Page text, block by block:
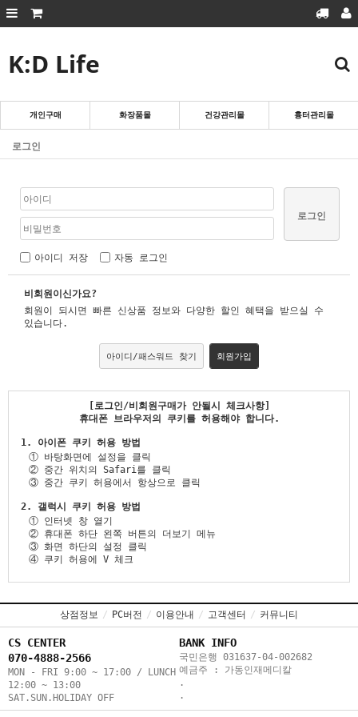
회원가입
흉터관리몰
화장품몰
개인구매
K:D Life
개인구매 화장품몰 건강관리몰 흉터관리몰
로그인
로그인
아이디 저장 자동 로그인
비회원이신가요?
회원이 되시면 빠른 신상품 정보와 다양한 할인 혜택을 받으실 수
있습니다.
아이디/패스워드 찾기 회원가입
[로그인/비회원구매가 안될시 체크사항]
휴대폰 브라우저의 쿠키를 허용해야 합니다.
1. 아이폰 쿠키 허용 방법
① 바탕화면에 설정을 클릭
② 중간 위치의 Safari를 클릭
③ 중간 쿠키 허용에서 항상으로 클릭
2. 갤럭시 쿠키 허용 방법
① 인터넷 창 열기
② 휴대폰 하단 왼쪽 버튼의 더보기 메뉴
③ 화면 하단의 설정 클릭
④ 쿠키 허용에 V 체크
상점정보 / PC버전 / 이용안내 / 고객센터 / 커뮤니티
CS CENTER
070-4888-2566
MON - FRI 9:00 ~ 17:00 / LUNCH
12:00 ~ 13:00
SAT.SUN.HOLIDAY OFF
BANK INFO
국민은행 031637-04-002682
예금주 : 가동인재메디칼
.
.